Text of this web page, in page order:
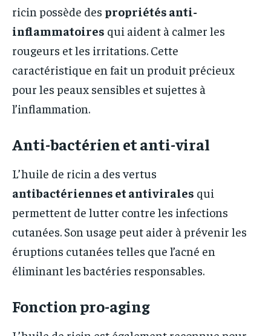
ricin possède des propriétés anti-
inflammatoires qui aident à calmer les
rougeurs et les irritations. Cette
caractéristique en fait un produit précieux
pour les peaux sensibles et sujettes à
l’inflammation.
Anti-bactérien et anti-viral
L’huile de ricin a des vertus
antibactériennes et antivirales qui
permettent de lutter contre les infections
cutanées. Son usage peut aider à prévenir les
éruptions cutanées telles que l’acné en
éliminant les bactéries responsables.
Fonction pro-aging